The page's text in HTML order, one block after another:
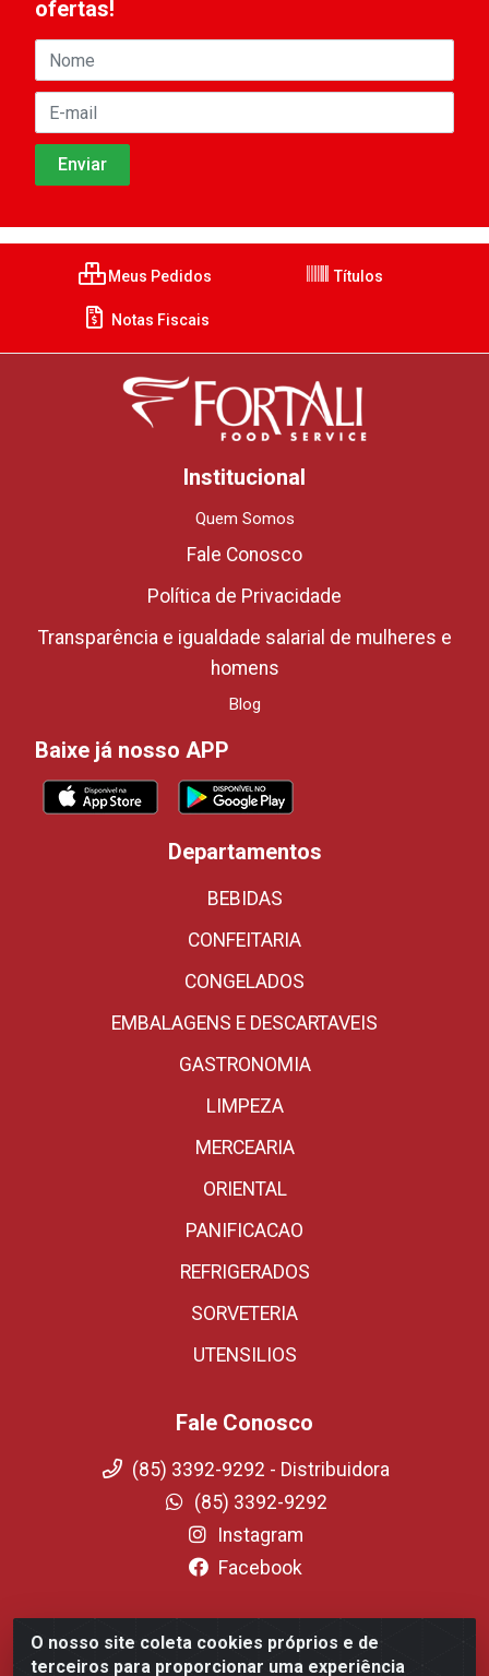
O nosso site coleta cookies próprios e de
terceiros para proporcionar uma experiência
ofertas!
Meus Pedidos Títulos
Notas Fiscais
Institucional
Quem Somos
Fale Conosco
Política de Privacidade
Transparência e igualdade salarial de mulheres e
homens
Blog
Baixe já nosso APP
Departamentos
BEBIDAS
CONFEITARIA
CONGELADOS
EMBALAGENS E DESCARTAVEIS
GASTRONOMIA
LIMPEZA
MERCEARIA
ORIENTAL
PANIFICACAO
REFRIGERADOS
SORVETERIA
UTENSILIOS
Fale Conosco
(85) 3392-9292 - Distribuidora
(85) 3392-9292
Instagram
Facebook
Fortali Distribuidora de Alimentos LTDA - Avenida